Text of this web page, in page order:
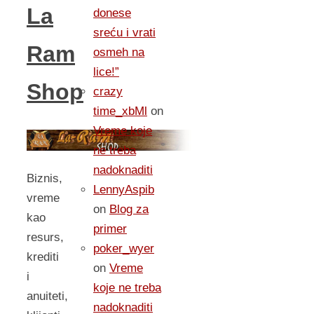
La
Ram
Shop
Biznis,
vreme
kao
resurs,
krediti
i
anuiteti,
donese
sreću i vrati
osmeh na
lice!”
crazy
time_xbMl on
Vreme koje
ne treba
nadoknaditi
LennyAspib
on Blog za
primer
poker_wyer
on Vreme
koje ne treba
nadoknaditi